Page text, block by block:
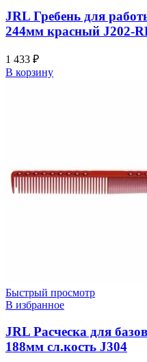
JRL Гребень для
244мм красный J202-
1 433 ₽
В корзину
Быстрый просмотр
В избранное
JRL Расческа для
188мм сл.кость J304